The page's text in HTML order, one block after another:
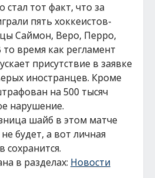
стал тот факт, что за
пять хоккеистов-
Саймон, Веро, Перро,
время как регламент
присутствие в заявке
иностранцев. Кроме
на 500 тысяч
нарушение.
шайб в этом матче
будет, а вот личная
сохранится.
в разделах: Новости